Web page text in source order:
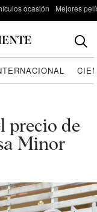
ocasión Mejores
precio de
Minor